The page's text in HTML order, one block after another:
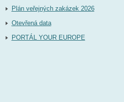
Plán veřejných zakázek 2026
Otevřená data
PORTÁL YOUR EUROPE